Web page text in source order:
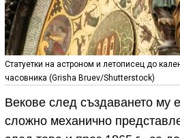
Статуетки на астроном и летописец до
часовника (Grisha Bruev/Shutterstock)
Векове след създаването му
сложно механично